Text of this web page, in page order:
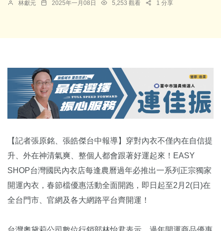
林獻元 2025年一月08日 5,253 觀看 1 分享
【記者張原銘、張皓傑台中報導】穿對內衣不僅內在自信提
升、外在神清氣爽、整個人都會跟著好運起來！EASY
SHOP台灣國民內衣店每逢農曆過年必推出一系列正宗獨家
開運內衣，春節檔優惠活動全面開跑，即日起至2月2(日)在
全台門市、官網及各大網路平台齊開運！